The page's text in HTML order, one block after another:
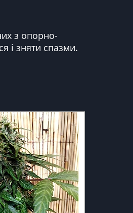
з опорно-
і зняти спазми.